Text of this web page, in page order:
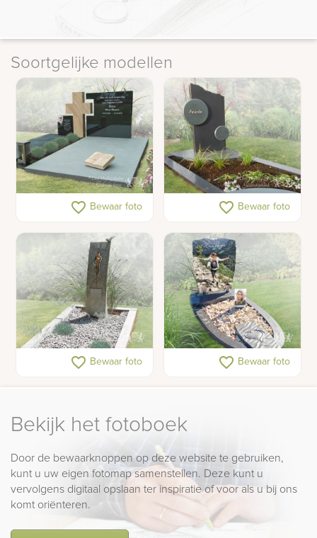
Soortgelijke modellen
Dubbel grafmonument
van natuursteen met
kruis
favorite_border Bewaar foto
Matte grafsteen met
favorite_border Bewaar foto
Gedenkteken met
bronzen grafkunst zuil
favorite_border Bewaar foto
Gedenkteken voor een
tiener met schelpen en
favorite_border Bewaar foto
Bekijk het fotoboek
Door de bewaarknoppen op deze website te gebruiken,
kunt u uw eigen fotomap samenstellen. Deze kunt u
vervolgens digitaal opslaan ter inspiratie of voor als u bij ons
komt oriënteren.